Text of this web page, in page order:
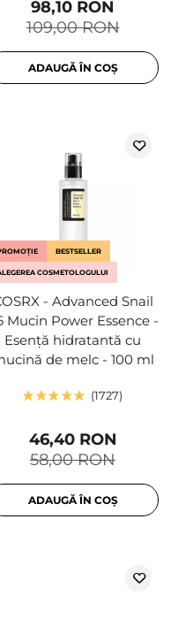
109,00 RON
98,10 RON
ADAUGĂ ÎN COȘ
BESTSELLER
COSMETOLOGULUI
- Advanced Snail
Mucin Power Essence -
Esență hidratantă cu
de melc - 100 ml
1727
58,00 RON
46,40 RON
ADAUGĂ ÎN COȘ